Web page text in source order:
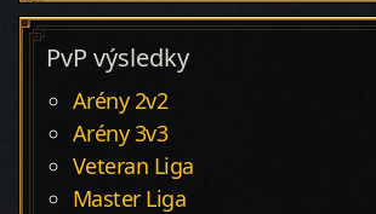
PvP výsledky
Arény 2v2
Arény 3v3
Veteran Liga
Master Liga